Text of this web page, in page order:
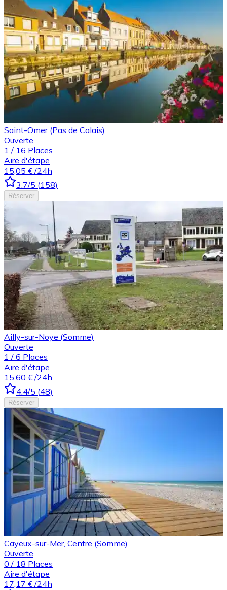
Saint-Omer (Pas de Calais)
Ouverte
1 / 16 Places
Aire d'étape
15,05 € /24h
3.7/5 (158)
Réserver
Ailly-sur-Noye (Somme)
Ouverte
1 / 6 Places
Aire d'étape
15,60 € /24h
4.4/5 (48)
Réserver
Cayeux-sur-Mer, Centre (Somme)
Ouverte
0 / 18 Places
Aire d'étape
17,17 € /24h